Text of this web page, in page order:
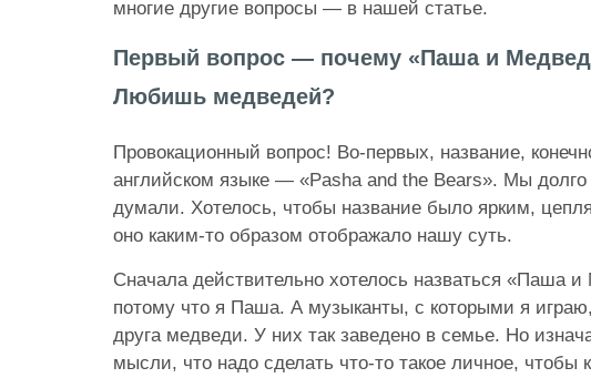
многие другие вопросы — в нашей статье.
Первый вопрос — почему «Паша и
Любишь медведей?
Провокационный вопрос! Во-первых, название,
английском языке — «Pasha and the Bears». Мы
думали. Хотелось, чтобы название было ярким,
оно каким-то образом отображало нашу суть.
Сначала действительно хотелось назваться «Паша
потому что я Паша. А музыканты, с которыми я
друга медведи. У них так заведено в семье. Но
мысли, что надо сделать что-то такое личное, чтобы